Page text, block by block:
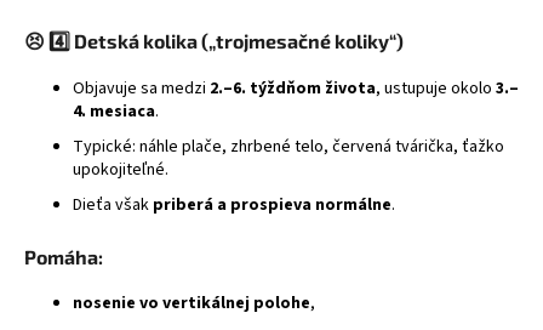
😣 4️⃣ Detská kolika („trojmesačné koliky“)
Objavuje sa medzi 2.–6. týždňom života, ustupuje okolo 3.–
4. mesiaca.
Typické: náhle plače, zhrbené telo, červená tvárička, ťažko
upokojiteľné.
Dieťa však priberá a prospieva normálne.
Pomáha:
nosenie vo vertikálnej polohe,